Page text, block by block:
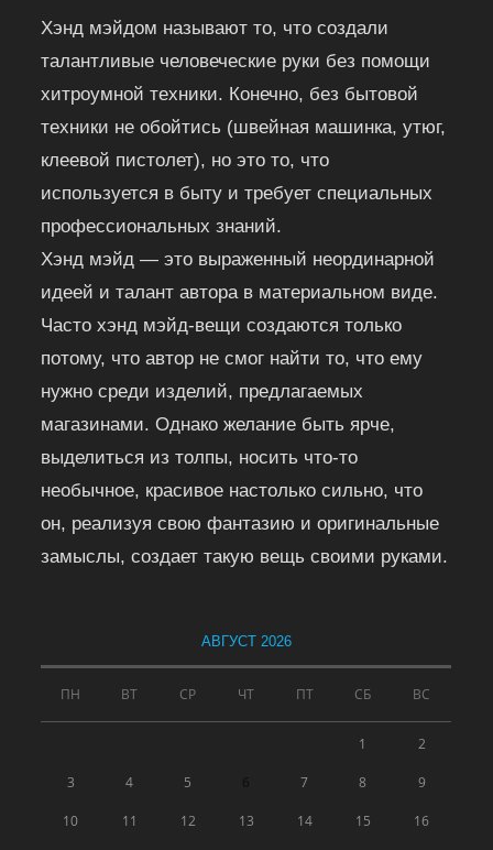
Хэнд мэйдом называют то, что создали
талантливые человеческие руки без помощи
хитроумной техники. Конечно, без бытовой
техники не обойтись (швейная машинка, утюг,
клеевой пистолет), но это то, что
используется в быту и требует специальных
профессиональных знаний.
Хэнд мэйд — это выраженный неординарной
идеей и талант автора в материальном виде.
Часто хэнд мэйд-вещи создаются только
потому, что автор не смог найти то, что ему
нужно среди изделий, предлагаемых
магазинами. Однако желание быть ярче,
выделиться из толпы, носить что-то
необычное, красивое настолько сильно, что
он, реализуя свою фантазию и оригинальные
замыслы, создает такую вещь своими руками.
АВГУСТ 2026
ПН ВТ СР ЧТ ПТ СБ ВС
1 2
3 4 5 7 8 9
10 11 12 13 14 15 16